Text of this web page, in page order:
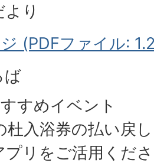
より
(PDFファイル:
ば
すめイベント
杜入浴券の払い戻
プリをご活用くだ